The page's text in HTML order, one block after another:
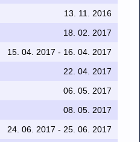
13. 11. 2016
18. 02. 2017
15. 04. 2017 - 16. 04. 2017
22. 04. 2017
06. 05. 2017
08. 05. 2017
24. 06. 2017 - 25. 06. 2017